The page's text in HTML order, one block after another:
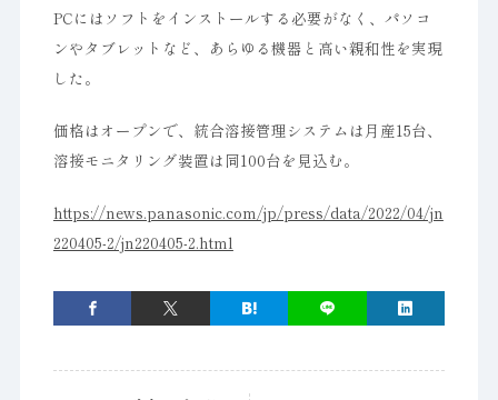
PCにはソフトをインストールする必要がなく、パソコ
ンやタブレットなど、あらゆる機器と高い親和性を実現
した。
価格はオープンで、統合溶接管理システムは月産15台、
溶接モニタリング装置は同100台を見込む。
https://news.panasonic.com/jp/press/data/2022/04/jn
220405-2/jn220405-2.html